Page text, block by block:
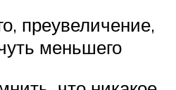
преувеличение,
меньшего